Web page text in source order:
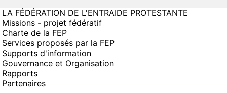
LA FÉDÉRATION DE L'ENTRAIDE PROTESTANTE
Missions - projet fédératif
Charte de la FEP
Services proposés par la FEP
Supports d'information
Gouvernance et Organisation
Rapports
Partenaires